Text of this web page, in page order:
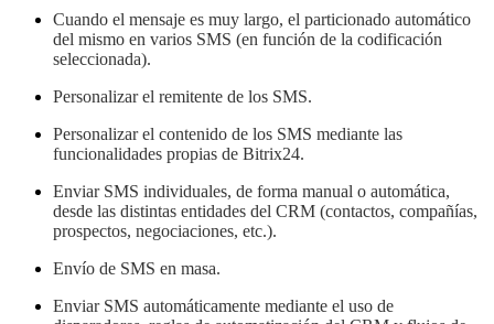
Cuando el mensaje es muy largo, el particionado automático
del mismo en varios SMS (en función de la codificación
seleccionada).
Personalizar el remitente de los SMS.
Personalizar el contenido de los SMS mediante las
funcionalidades propias de Bitrix24.
EnviarSMS individuales, de forma manual o automática,
desde las distintas entidades del CRM (contactos, compañías,
prospectos, negociaciones, etc.).
Envío de SMS en masa.
Enviar SMS automáticamente mediante el uso de